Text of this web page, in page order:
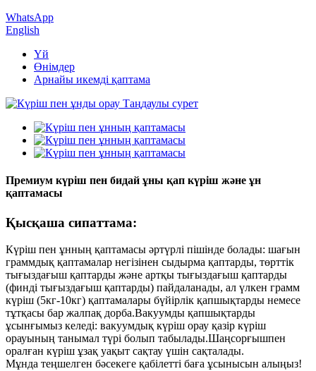
WhatsApp
English
Үй
Өнімдер
Арнайы икемді қаптама
Премиум күріш пен бидай ұны қап күріш және ұн
қаптамасы
Қысқаша сипаттама:
Күріш пен ұнның қаптамасы әртүрлі пішінде болады: шағын
граммдық қаптамалар негізінен сыдырма қаптарды, төрттік
тығыздағыш қаптарды және артқы тығыздағыш қаптарды
(финді тығыздағыш қаптарды) пайдаланады, ал үлкен грамм
күріш (5кг-10кг) қаптамалары бүйірлік қапшықтарды немесе
тұтқасы бар жалпақ дорба.Вакуумды қапшықтарды
ұсынғымыз келеді: вакуумдық күріш орау қазір күріш
орауының танымал түрі болып табылады.Шаңсорғышпен
оралған күріш ұзақ уақыт сақтау үшін сақталады.
Мұнда теңшелген бәсекеге қабілетті баға ұсынысын алыңыз!